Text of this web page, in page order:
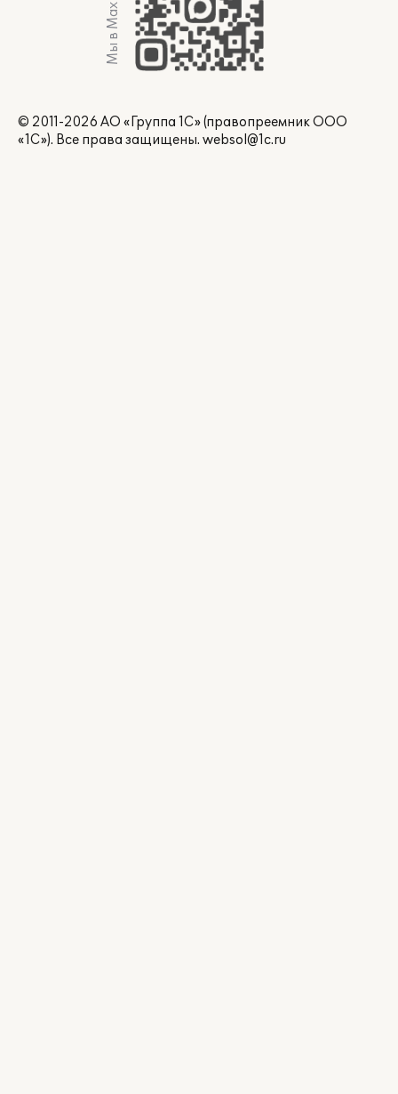
Мы в Max
© 2011-2026 АО «Группа 1С» (правопреемник ООО
«1С»). Все права защищены. websol@1c.ru